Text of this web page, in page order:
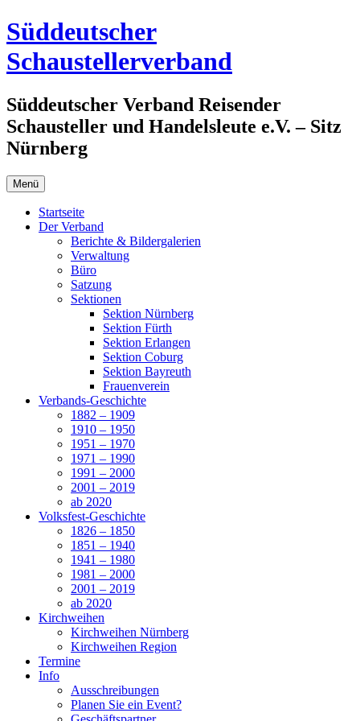
Zum
Inhalt
springen
Süddeutscher
Schaustellerverband
Süddeutscher Verband Reisender
Schausteller und Handelsleute e.V. – Sitz
Nürnberg
Menü
Startseite
Der Verband
Berichte & Bildergalerien
Verwaltung
Büro
Satzung
Sektionen
Sektion Nürnberg
Sektion Fürth
Sektion Erlangen
Sektion Coburg
Sektion Bayreuth
Frauenverein
Verbands-Geschichte
1882 – 1909
1910 – 1950
1951 – 1970
1971 – 1990
1991 – 2000
2001 – 2019
ab 2020
Volksfest-Geschichte
1826 – 1850
1851 – 1940
1941 – 1980
1981 – 2000
2001 – 2019
ab 2020
Kirchweihen
Kirchweihen Nürnberg
Kirchweihen Region
Termine
Info
Ausschreibungen
Planen Sie ein Event?